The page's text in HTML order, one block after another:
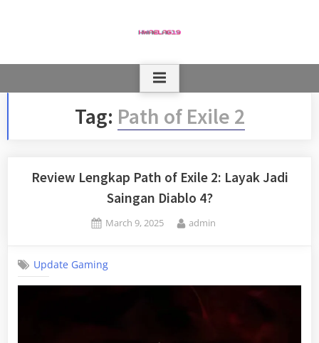
Tag: Path of Exile 2
Review Lengkap Path of Exile 2: Layak Jadi
Saingan Diablo 4?
Posted
March 9, 2025 By
admin
Update Gaming